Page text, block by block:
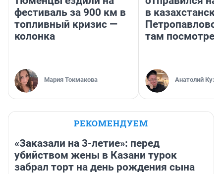
фестиваль за 900 км в
топливный кризис —
колонка
Мария Токмакова
в
там
Анатолий
РЕКОМЕНДУЕМ
«Заказали на 3-летие»: перед
убийством жены в Казани турок
забрал торт на день рождения сына